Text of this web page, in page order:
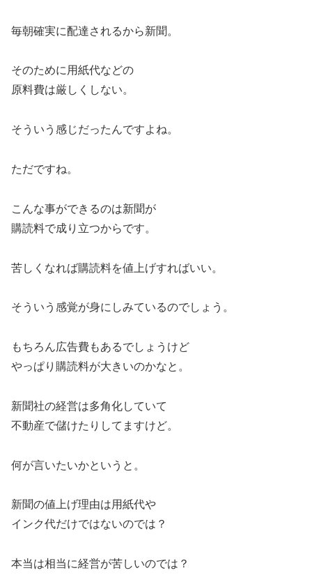
毎朝確実に配達されるから新聞。
そのために用紙代などの
原料費は厳しくしない。
そういう感じだったんですよね。
ただですね。
こんな事ができるのは新聞が
購読料で成り立つからです。
苦しくなれば購読料を値上げすればいい。
そういう感覚が身にしみているのでしょう。
もちろん広告費もあるでしょうけど
やっぱり購読料が大きいのかなと。
新聞社の経営は多角化していて
不動産で儲けたりしてますけど。
何が言いたいかというと。
新聞の値上げ理由は用紙代や
インク代だけではないのでは？
本当は相当に経営が苦しいのでは？